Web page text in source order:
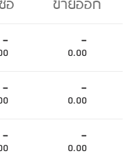
อ
ขายออก
- -
0.00
- -
0.00
- -
0.00